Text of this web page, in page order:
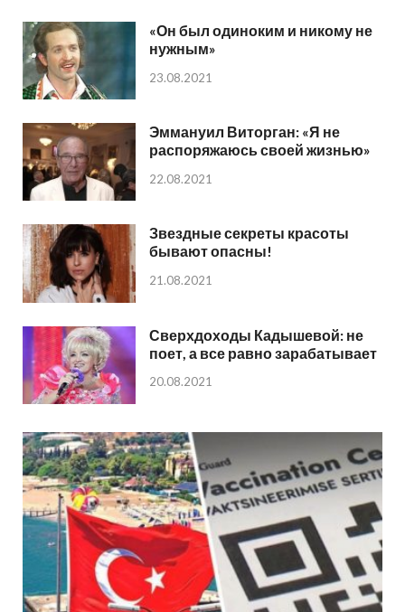
«Он был одиноким и никому не
нужным»
23.08.2021
Эммануил Виторган: «Я не
распоряжаюсь своей жизнью»
22.08.2021
Звездные секреты красоты
бывают опасны!
21.08.2021
Сверхдоходы Кадышевой: не
поет, а все равно зарабатывает
20.08.2021